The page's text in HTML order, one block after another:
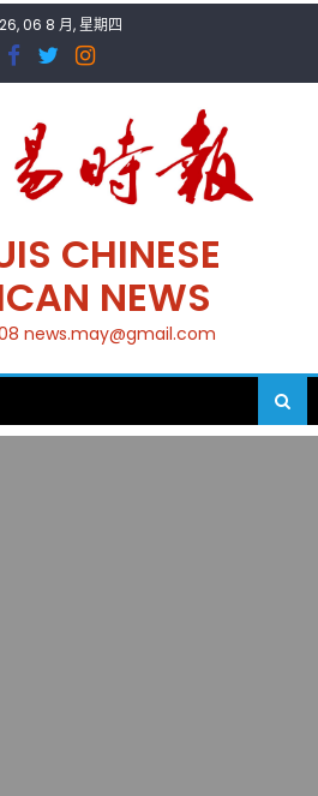
06 8 月, 星期四
CHINESE
NEWS
news.may@gmail.com